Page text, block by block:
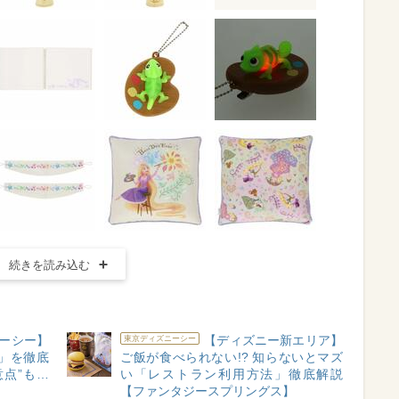
続きを読み込む
シー】
を徹底
”も…
東京ディズニーシー
【ディズニー新エリア】
ご飯が食べられない!? 知らないとマズ
い「レストラン利用方法」徹底解説
【ファンタジースプリングス】